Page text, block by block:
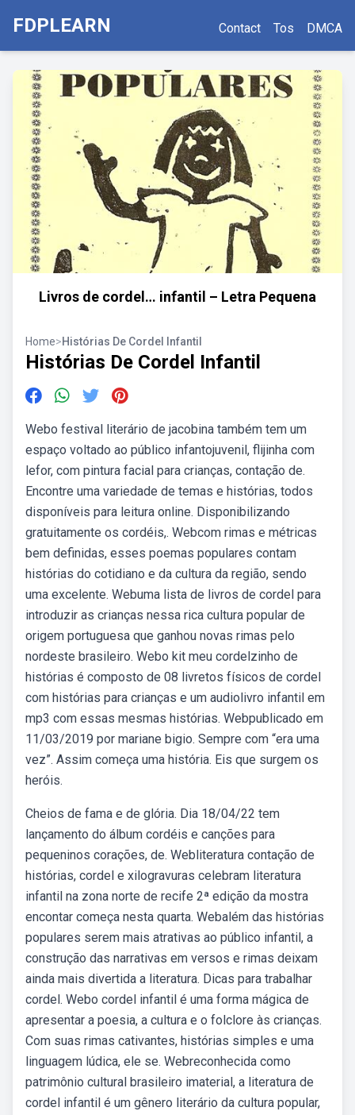
FDPLEARN Contact Tos DMCA
Livros de cordel… infantil – Letra Pequena
Home>Histórias De Cordel Infantil
Histórias De Cordel Infantil
Webo festival literário de jacobina também tem um
espaço voltado ao público infantojuvenil, flijinha com
lefor, com pintura facial para crianças, contação de.
Encontre uma variedade de temas e histórias, todos
disponíveis para leitura online. Disponibilizando
gratuitamente os cordéis,. Webcom rimas e métricas
bem definidas, esses poemas populares contam
histórias do cotidiano e da cultura da região, sendo
uma excelente. Webuma lista de livros de cordel para
introduzir as crianças nessa rica cultura popular de
origem portuguesa que ganhou novas rimas pelo
nordeste brasileiro. Webo kit meu cordelzinho de
histórias é composto de 08 livretos físicos de cordel
com histórias para crianças e um audiolivro infantil em
mp3 com essas mesmas histórias. Webpublicado em
11/03/2019 por mariane bigio. Sempre com “era uma
vez”. Assim começa uma história. Eis que surgem os
heróis.
Cheios de fama e de glória. Dia 18/04/22 tem
lançamento do álbum cordéis e canções para
pequeninos corações, de. Webliteratura contação de
histórias, cordel e xilogravuras celebram literatura
infantil na zona norte de recife 2ª edição da mostra
encontar começa nesta quarta. Webalém das histórias
populares serem mais atrativas ao público infantil, a
construção das narrativas em versos e rimas deixam
ainda mais divertida a literatura. Dicas para trabalhar
cordel. Webo cordel infantil é uma forma mágica de
apresentar a poesia, a cultura e o folclore às crianças.
Com suas rimas cativantes, histórias simples e uma
linguagem lúdica, ele se. Webreconhecida como
patrimônio cultural brasileiro imaterial, a literatura de
cordel infantil é um gênero literário da cultura popular,